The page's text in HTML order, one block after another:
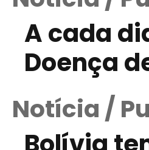
A cada
Doença
Notícia /